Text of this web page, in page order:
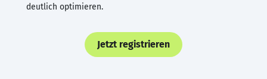
deutlich optimieren.
Jetzt registrieren